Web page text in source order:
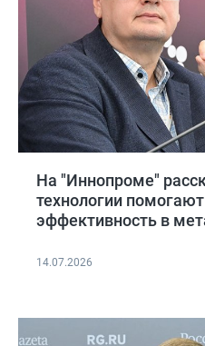
На "Иннопроме"
технологии
эффективность в
14.07.2026